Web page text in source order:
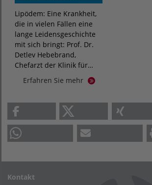
Lipödem: Eine Krankheit,
die in vielen Fällen eine
lange Leidensgeschichte
mit sich bringt: Prof. Dr.
Detlev Hebebrand,
Chefarzt der Klinik für…
Erfahren Sie mehr
Kontakt